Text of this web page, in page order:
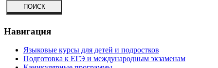
Навигация
Языковые курсы для детей и подростков
Подготовка к ЕГЭ и международным экзаменам